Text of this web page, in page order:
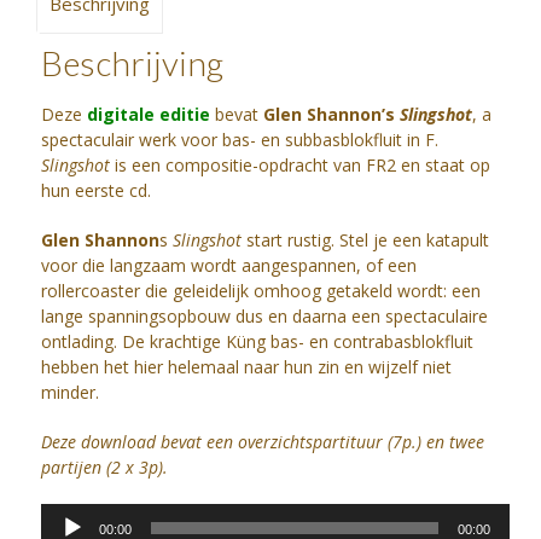
Beschrijving
Deze digitale editie bevat Glen Shannon’s Slingshot, a
spectaculair werk voor bas- en subbasblokfluit in F.
Slingshotis een compositie-opdracht van FR2 en staat op
hun eerste cd.
Glen Shannons Slingshot start rustig. Stel je een katapult
voor die langzaam wordt aangespannen, of een
rollercoaster die geleidelijk omhoog getakeld wordt: een
lange spanningsopbouw dus en daarna een spectaculaire
ontlading. De krachtige Küng bas- en contrabasblokfluit
hebben het hier helemaal naar hun zin en wijzelf niet
minder.
Deze download bevat een overzichtspartituur (7p.) en twee
partijen (2 x 3p).
Audiospeler
00:00 00:00